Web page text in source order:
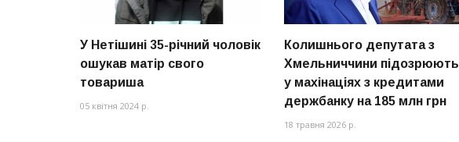
У Нетішині 35-річний чоловік
ошукав матір свого
товариша
05 квітня 2024 р.
Колишнього депутата з
Хмельниччини підозрюють
у махінаціях з кредитами
держбанку на 185 млн грн
18 травня 2026 р.